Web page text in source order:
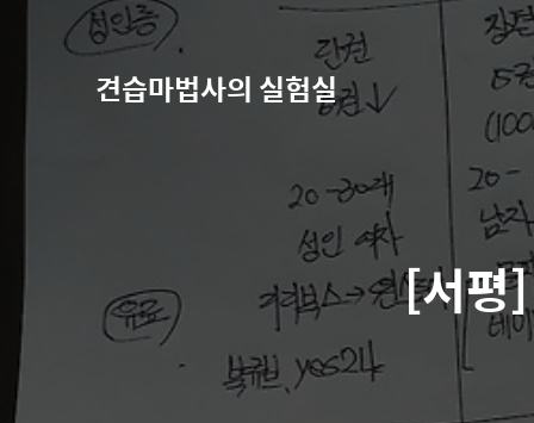
견습마법사의 실험실
[서평]